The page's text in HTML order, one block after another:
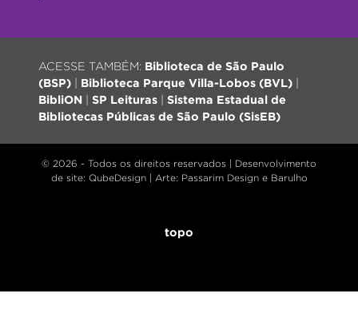
ACESSE TAMBÉM: Biblioteca de São Paulo
(BSP)
Biblioteca Parque Villa-Lobos (BVL)
BibliON
SP Leituras
Sistema Estadual de
Bibliotecas Públicas de São Paulo (SisEB)
© 2026 - Todos os direitos reservados | Desenvolvimento
de site: QubeDesign | Arte: Passarim Design e Barulho
topo